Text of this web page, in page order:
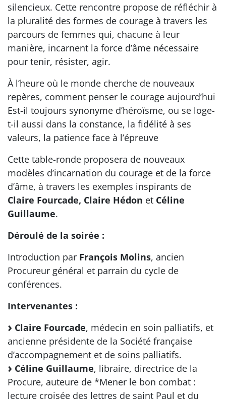
silencieux. Cette rencontre propose de réfléchir à
la pluralité des formes de courage à travers les
parcours de femmes qui, chacune à leur
manière, incarnent la force d’âme nécessaire
pour tenir, résister, agir.
À l’heure où le monde cherche de nouveaux
repères, comment penser le courage aujourd’hui
Est-il toujours synonyme d’héroïsme, ou se loge-
t-il aussi dans la constance, la fidélité à ses
valeurs, la patience face à l’épreuve
Cette table-ronde proposera de nouveaux
modèles d’incarnation du courage et de la force
d’âme, à travers les exemples inspirants de
Claire Fourcade, Claire Hédon et Céline
Guillaume.
Déroulé de la soirée :
Introduction par François Molins, ancien
Procureur général et parrain du cycle de
conférences.
Intervenantes :
Claire Fourcade, médecin en soin palliatifs, et
ancienne présidente de la Société française
d’accompagnement et de soins palliatifs.
Céline Guillaume, libraire, directrice de la
Procure, auteure de *Mener le bon combat :
lecture croisée des lettres de saint Paul et du